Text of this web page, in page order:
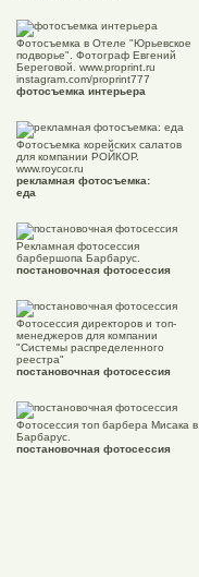
Фотосъемка в Отеле "Юрьевское
подворье". Фотограф Евгений
Береговой. www.proprint.ru
instagram.com/proprint777
фотосъемка интерьера
Фотосъемка корейских салатов
для компании РОЙКОР.
www.roycor.ru
рекламная фотосъемка:
еда
Рекламная фотосессия
барбершопа Барбарус.
постановочная фотосессия
Фотосессия директоров и топ-
менеджеров для компании
"Системы распределенного
реестра"
постановочная фотосессия
Фотосессия топ барбера Мисака в
Барбарус.
постановочная фотосессия